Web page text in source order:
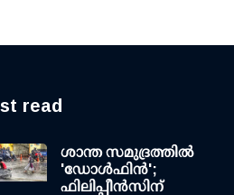
read
ശാന്ത സമുദ്രത്തില്‍
'ഡോള്‍ഫിന്‍';
ഫിലിപ്പീന്‍സിന്